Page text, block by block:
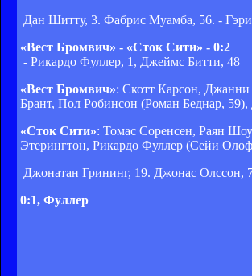
Дан Шитту, 3. Фабрис Муамба, 56. -
«Вест Бромвич» - «Сток Сити» - 0:2
- Рикардо Фуллер, 1, Джеймс Битти, 48
«Вест Бромвич»: Скотт Карсон,
Брант, Пол Робинсон (Роман Беднар,
«Сток Сити»: Томас Соренсен, Раян
Этерингтон, Рикардо Фуллер (Сейи
Джонатан Грининг, 19. Джонас Олссон,
0:1, Фуллер